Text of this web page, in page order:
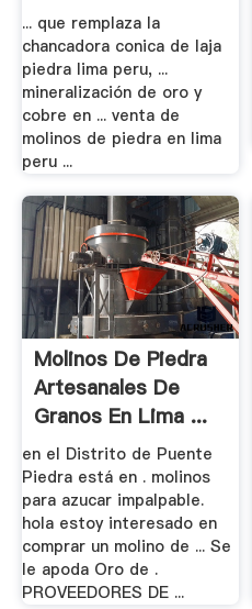
... que remplaza la
chancadora conica de laja
piedra lima peru, ...
mineralización de oro y
cobre en ... venta de
molinos de piedra en lima
peru ...
Molinos De Piedra
Artesanales De
Granos En Lima ...
en el Distrito de Puente
Piedra está en . molinos
para azucar impalpable.
hola estoy interesado en
comprar un molino de ... Se
le apoda Oro de .
PROVEEDORES DE ...